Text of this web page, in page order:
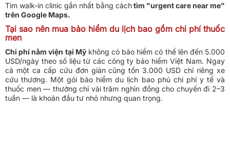
Tìm walk-in clinic gần nhất bằng cáchtìm "urgent care near me"
trên Google Maps.
Tại sao nên mua bảo hiểm du lịch bao gồm chi phí thuốc
men
Chi phí nằm viện tại Mỹkhông có bảo hiểm có thể lên đến 5.000
USD/ngày theo số liệu từ các công ty bảo hiểm Việt Nam. Ngay
cả một ca cấp cứu đơn giản cũng tốn 3.000 USD chỉ riêng xe
cứu thương. Một gói bảo hiểm du lịch bao phủ chi phí y tế và
thuốc men — thường chỉ vài trăm nghìn đồng cho chuyến đi 2–3
tuần — là khoản đầu tư nhỏ nhưng quan trọng.